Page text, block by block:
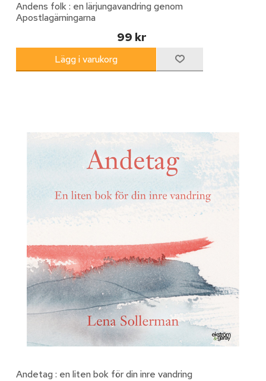
Andens folk : en lärjungavandring genom
Apostlagärningarna
99 kr
Andetag : en liten bok för din inre vandring